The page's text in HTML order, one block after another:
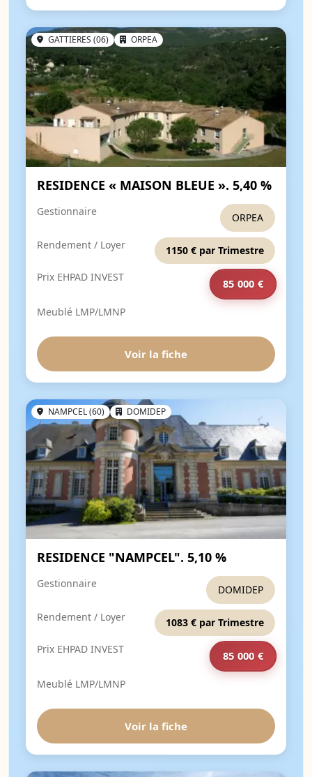
GATTIERES (06) ORPEA
RESIDENCE « MAISON BLEUE ». 5,40 %
Gestionnaire ORPEA
Rendement / Loyer
1150 € par Trimestre
Prix EHPAD INVEST
85 000 €
Meublé LMP/LMNP
Voir la fiche
NAMPCEL (60) DOMIDEP
RESIDENCE "NAMPCEL". 5,10 %
Gestionnaire DOMIDEP
Rendement / Loyer
1083 € par Trimestre
Prix EHPAD INVEST
85 000 €
Meublé LMP/LMNP
Voir la fiche